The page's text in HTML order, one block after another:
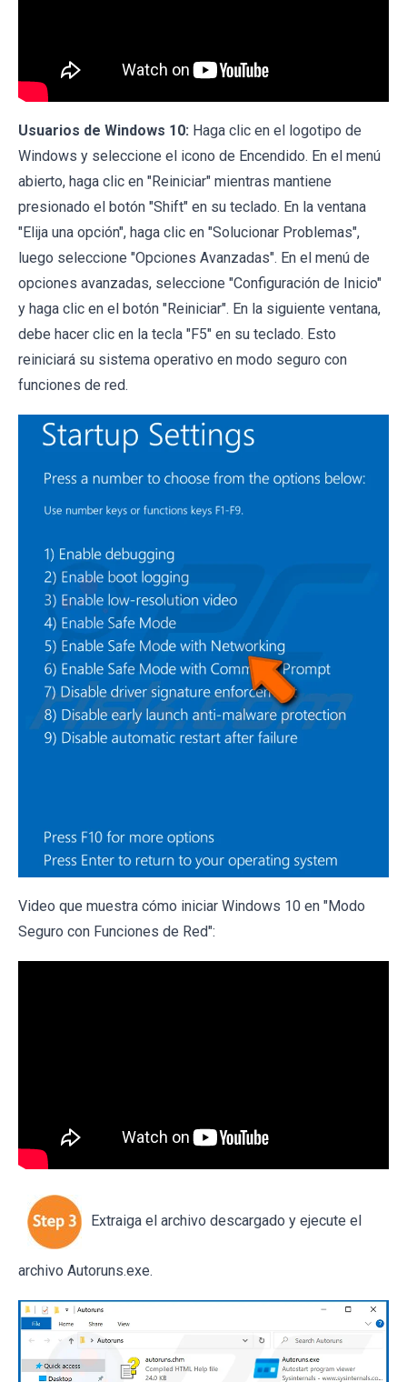
Usuarios de Windows 10: Haga clic en el logotipo de
Windows y seleccione el icono de Encendido. En el menú
abierto, haga clic en "Reiniciar" mientras mantiene
presionado el botón "Shift" en su teclado. En la ventana
"Elija una opción", haga clic en "Solucionar Problemas",
luego seleccione "Opciones Avanzadas". En el menú de
opciones avanzadas, seleccione "Configuración de Inicio"
y haga clic en el botón "Reiniciar". En la siguiente ventana,
debe hacer clic en la tecla "F5" en su teclado. Esto
reiniciará su sistema operativo en modo seguro con
funciones de red.
Video que muestra cómo iniciar Windows 10 en "Modo
Seguro con Funciones de Red":
Extraiga el archivo descargado y ejecute el
archivo Autoruns.exe.